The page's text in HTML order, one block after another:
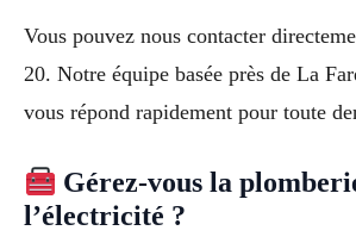
Vous pouvez nous contacter
20. Notre équipe basée près de La
vous répond rapidement pour toute
Gérez-vous la
l’électricité ?